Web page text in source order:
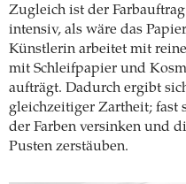
Zugleich ist der
intensiv, als wäre das
Künstlerin arbeitet mit
mit Schleifpapier und
aufträgt. Dadurch ergibt
gleichzeitiger Zartheit; fast
der Farben versinken und
Pusten zerstäuben.